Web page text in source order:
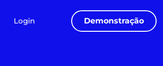
Login Demonstração